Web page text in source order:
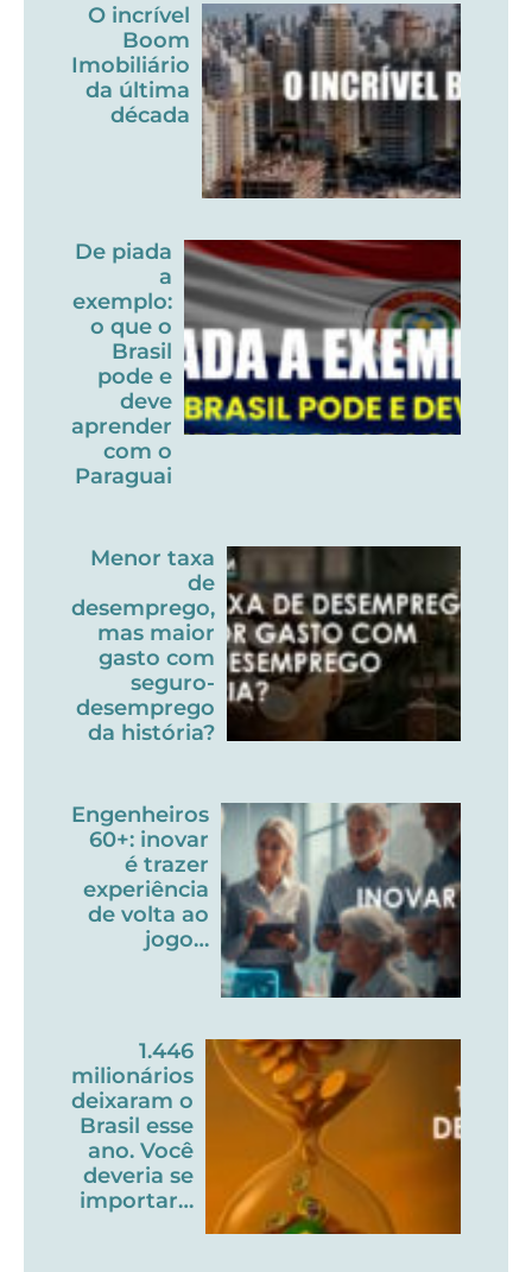
O incrível
Boom
Imobiliário
da última
década
De piada
a
exemplo:
o que o
Brasil
pode e
deve
aprender
com o
Paraguai
Menor taxa
de
desemprego,
mas maior
gasto com
seguro-
desemprego
da história?
Engenheiros
60+: inovar
é trazer
experiência
de volta ao
jogo…
1.446
milionários
deixaram o
Brasil esse
ano. Você
deveria se
importar…